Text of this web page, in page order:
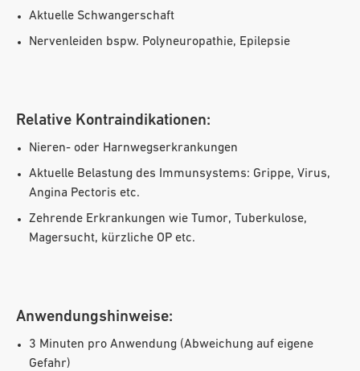
Aktuelle Schwangerschaft
Nervenleiden bspw. Polyneuropathie, Epilepsie
Relative Kontraindikationen:
Nieren- oder Harnwegserkrankungen
Aktuelle Belastung des Immunsystems: Grippe, Virus,
Angina Pectoris etc.
Zehrende Erkrankungen wie Tumor, Tuberkulose,
Magersucht, kürzliche OP etc.
Anwendungshinweise:
3 Minuten pro Anwendung (Abweichung auf eigene
Gefahr)